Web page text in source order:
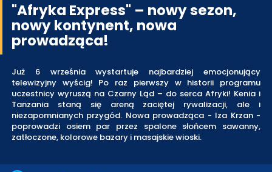
"Afryka Express" – nowy sezon,
nowy kontynent, nowa
prowadząca!
Już 6 września wystartuje najbardziej emocjonujący
telewizyjny wyścig! Po raz pierwszy w historii programu
uczestnicy wyruszą na Czarny Ląd – do serca Afryki! Kenia i
Tanzania staną się areną zaciętej rywalizacji, ale i
niezapomnianych przygód. Nowa prowadząca - Iza Krzan -
poprowadzi osiem par przez spalone słońcem sawanny,
zatłoczone, kolorowe bazary i masajskie wioski.